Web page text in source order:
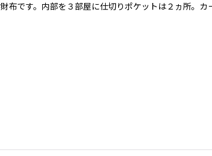
布です。内部を３部屋に仕切りポケットは２ヵ所。カ